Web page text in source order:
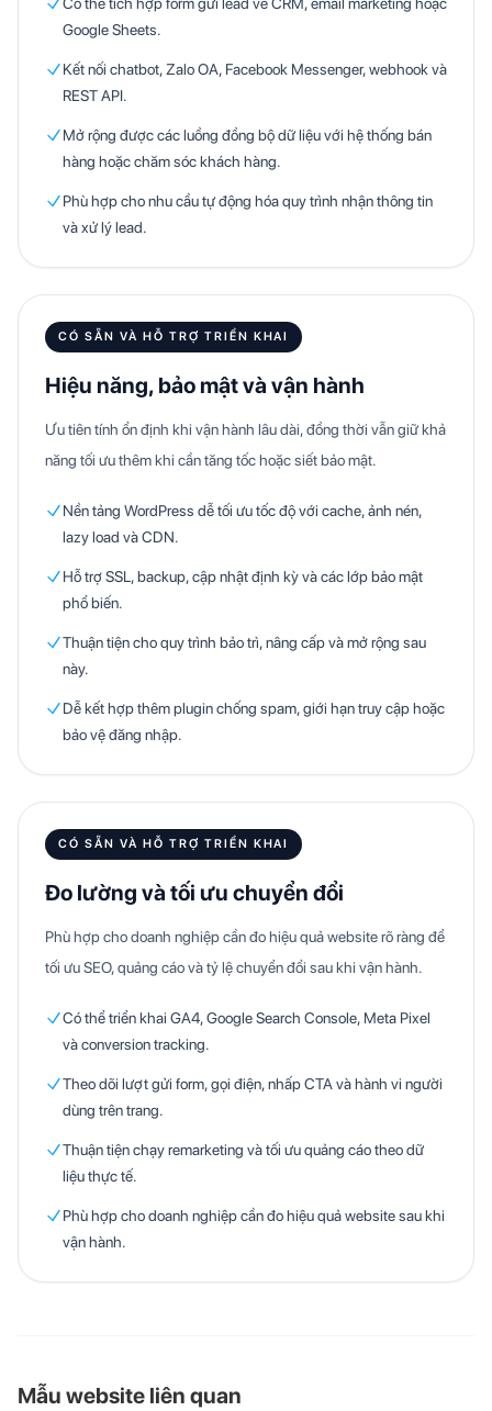
Google Sheets.
Kết nối chatbot, Zalo OA, Facebook Messenger, webhook và
REST API.
Mở rộng được các luồng đồng bộ dữ liệu với hệ thống bán
hàng hoặc chăm sóc khách hàng.
Phù hợp cho nhu cầu tự động hóa quy trình nhận thông tin
và xử lý lead.
CÓ SẴN VÀ HỖ TRỢ TRIỂN KHAI
Hiệu năng, bảo mật và vận hành
Ưu tiên tính ổn định khi vận hành lâu dài, đồng thời vẫn giữ khả
năng tối ưu thêm khi cần tăng tốc hoặc siết bảo mật.
Nền tảng WordPress dễ tối ưu tốc độ với cache, ảnh nén,
lazy load và CDN.
Hỗ trợ SSL, backup, cập nhật định kỳ và các lớp bảo mật
phổ biến.
Thuận tiện cho quy trình bảo trì, nâng cấp và mở rộng sau
này.
Dễ kết hợp thêm plugin chống spam, giới hạn truy cập hoặc
bảo vệ đăng nhập.
CÓ SẴN VÀ HỖ TRỢ TRIỂN KHAI
Đo lường và tối ưu chuyển đổi
Phù hợp cho doanh nghiệp cần đo hiệu quả website rõ ràng để
tối ưu SEO, quảng cáo và tỷ lệ chuyển đổi sau khi vận hành.
Có thể triển khai GA4, Google Search Console, Meta Pixel
và conversion tracking.
Theo dõi lượt gửi form, gọi điện, nhấp CTA và hành vi người
dùng trên trang.
Thuận tiện chạy remarketing và tối ưu quảng cáo theo dữ
liệu thực tế.
Phù hợp cho doanh nghiệp cần đo hiệu quả website sau khi
vận hành.
Mẫu website liên quan